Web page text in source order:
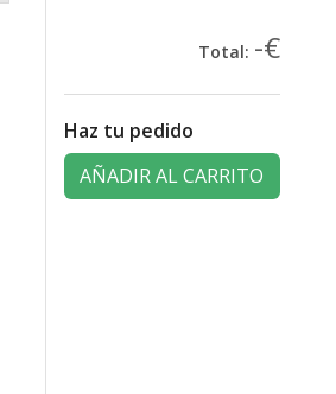
Total: -€
Haz tu pedido
AÑADIR AL CARRITO